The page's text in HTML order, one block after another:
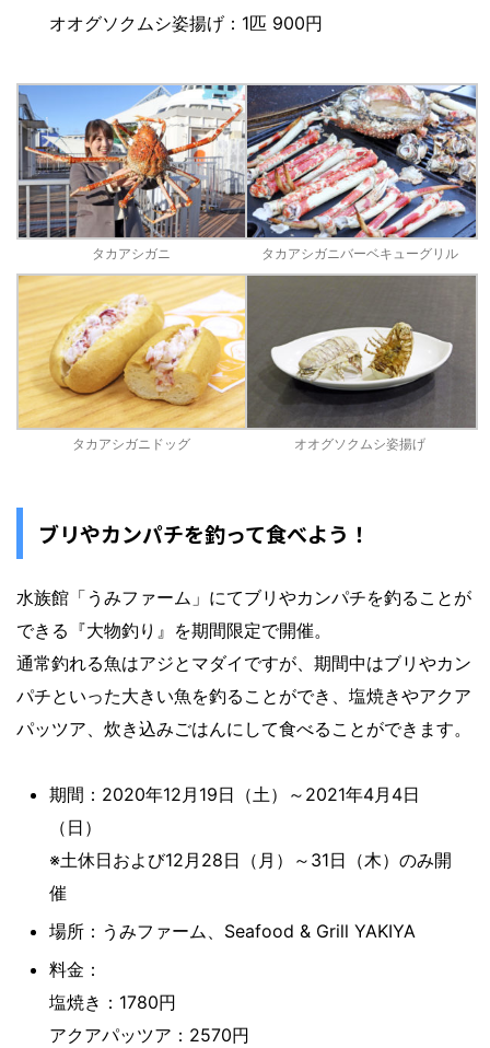
オオグソクムシ姿揚げ：1匹 900円
タカアシガニ タカアシガニバーベキューグリル
タカアシガニドッグ オオグソクムシ姿揚げ
ブリやカンパチを釣って食べよう！
水族館「うみファーム」にてブリやカンパチを釣ることが
できる『大物釣り』を期間限定で開催。
通常釣れる魚はアジとマダイですが、期間中はブリやカン
パチといった大きい魚を釣ることができ、塩焼きやアクア
パッツア、炊き込みごはんにして食べることができます。
期間：2020年12月19日（土）～2021年4月4日
（日）
※土休日および12月28日（月）～31日（木）のみ開
催
場所：うみファーム、Seafood & Grill YAKIYA
料金：
塩焼き：1780円
アクアパッツア：2570円